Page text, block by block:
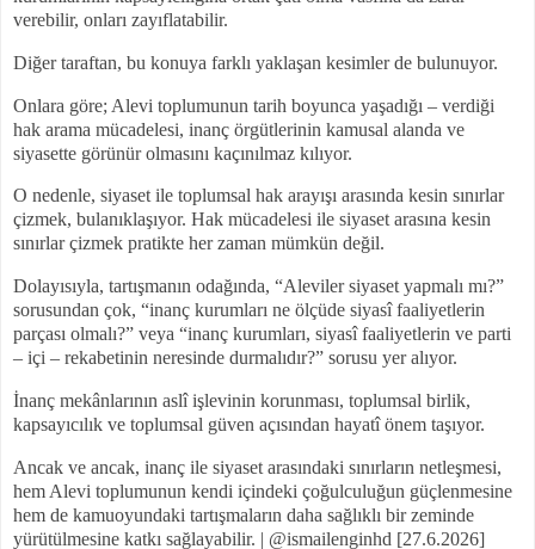
verebilir, onları zayıflatabilir.
Diğer taraftan, bu konuya farklı yaklaşan kesimler de bulunuyor.
Onlara göre; Alevi toplumunun tarih boyunca yaşadığı – verdiği
hak arama mücadelesi, inanç örgütlerinin kamusal alanda ve
siyasette görünür olmasını kaçınılmaz kılıyor.
O nedenle, siyaset ile toplumsal hak arayışı arasında kesin sınırlar
çizmek, bulanıklaşıyor. Hak mücadelesi ile siyaset arasına kesin
sınırlar çizmek pratikte her zaman mümkün değil.
Dolayısıyla, tartışmanın odağında, “Aleviler siyaset yapmalı mı?”
sorusundan çok, “inanç kurumları ne ölçüde siyasî faaliyetlerin
parçası olmalı?” veya “inanç kurumları, siyasî faaliyetlerin ve parti
– içi – rekabetinin neresinde durmalıdır?” sorusu yer alıyor.
İnanç mekânlarının aslî işlevinin korunması, toplumsal birlik,
kapsayıcılık ve toplumsal güven açısından hayatî önem taşıyor.
Ancak ve ancak, inanç ile siyaset arasındaki sınırların netleşmesi,
hem Alevi toplumunun kendi içindeki çoğulculuğun güçlenmesine
hem de kamuoyundaki tartışmaların daha sağlıklı bir zeminde
yürütülmesine katkı sağlayabilir. | @ismailenginhd [27.6.2026]